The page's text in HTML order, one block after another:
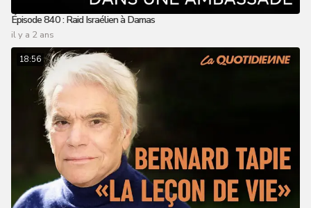
Épisode 840 : Raid Israélien à Damas
il y a 2 ans
18:56